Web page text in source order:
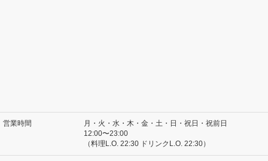
営業時間
月・火・水・木・金・土・日・祝日・祝前日
12:00〜23:00
（料理L.O. 22:30 ドリンクL.O. 22:30）